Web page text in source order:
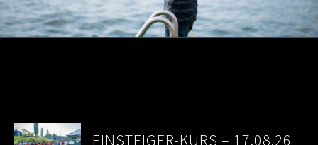
EINSTEIGER-KURS – 17.08.26